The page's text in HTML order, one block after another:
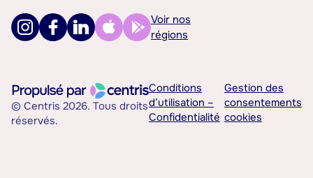
Voir nos
régions
© Centris 2026. Tous droits
réservés.
Conditions
d’utilisation –
Confidentialité
Gestion des
consentements
cookies